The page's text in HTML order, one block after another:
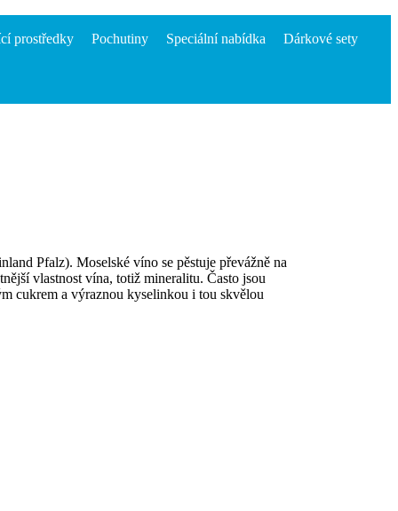
prostředky Pochutiny Speciální nabídka Dárkové sety
Pfalz). Moselské víno se pěstuje převážně na
vlastnost vína, totiž mineralitu. Často jsou
cukrem a výraznou kyselinkou i tou skvělou